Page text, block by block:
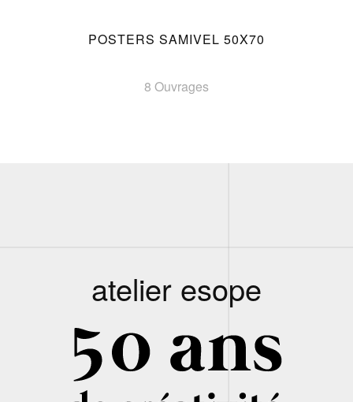
POSTERS SAMIVEL 50X70
8 Ouvrages
atelier esope